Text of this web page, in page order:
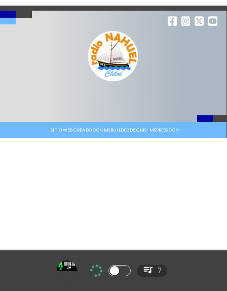
SITIO WEB CREADO CON MSBUILDER DE CMS-MSPRESS.COM
7